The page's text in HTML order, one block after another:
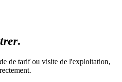
.
de tarif ou visite de l'exploitation,